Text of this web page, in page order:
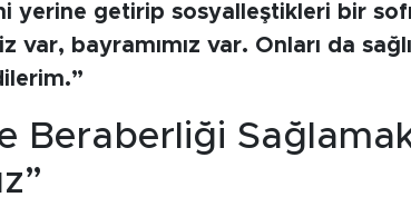
yerine getirip sosyalleştikleri bir
var, bayramımız var. Onları da
Beraberliği